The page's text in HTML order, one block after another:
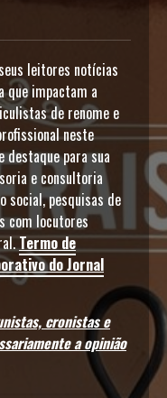
leitores notícias
que impactam a
de renome e
neste
destaque para sua
e consultoria
social, pesquisas de
com locutores
Termo de
do Jornal
cronistas e
a opinião